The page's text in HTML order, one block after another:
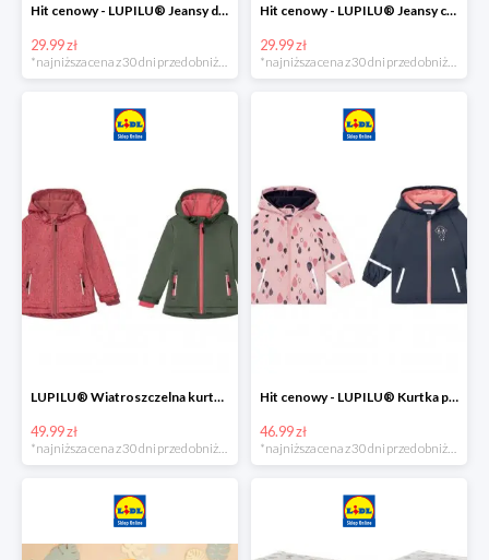
Hit cenowy - LUPILU® Jeansy dziewczęce slim fit
29.99 zł
Hit cenowy - LUPILU® Jeansy chłopięce slim fit
29.99 zł
LUPILU® Wiatroszczelna kurtka dziecięca softshell, 1 sztuka
49.99 zł
Hit cenowy - LUPILU® Kurtka przeciwdeszczowa dziewczęca, 1 sztuka
46.99 zł